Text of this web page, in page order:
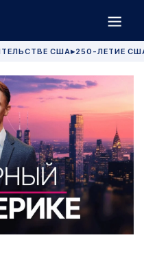
США▶250-ЛЕТИЕ